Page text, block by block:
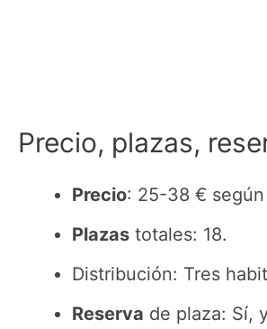
Precio, plazas,
Precio: 25-38 €
Plazas totales: 18.
Distribución: Tres
Reserva de plaza: Sí,